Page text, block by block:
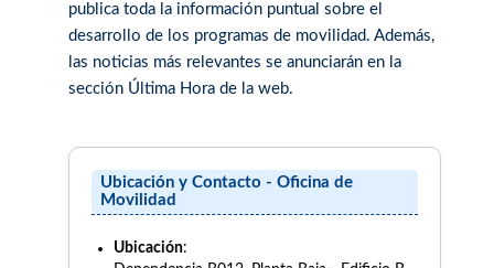
publica toda la información puntual sobre el
desarrollo de los programas de movilidad. Además,
las noticias más relevantes se anunciarán en la
sección Última Hora de la web.
Ubicación y Contacto - Oficina de
Movilidad
Ubicación: